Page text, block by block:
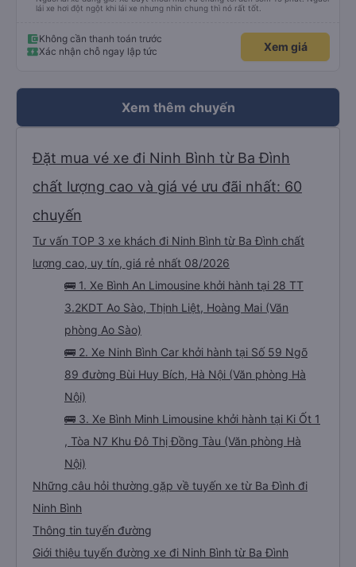
lái xe hơi đột ngột khi lái xe nhưng nhìn chung thì nó rất tốt.
Không cần thanh toán trước
Xác nhận chỗ ngay lập tức
Xem giá
Xem thêm chuyến
Đặt mua vé xe đi Ninh Bình từ Ba Đình
chất lượng cao và giá vé ưu đãi nhất: 60
chuyến
Tư vấn TOP 3 xe khách đi Ninh Bình từ Ba Đình chất
lượng cao, uy tín, giá rẻ nhất 08/2026
🚌 1. Xe Bình An Limousine khởi hành tại 28 TT
3.2KDT Ao Sào, Thịnh Liệt, Hoàng Mai (Văn
phòng Ao Sào)
🚌 2. Xe Ninh Bình Car khởi hành tại Số 59 Ngõ
89 đường Bùi Huy Bích, Hà Nội (Văn phòng Hà
Nội)
🚌 3. Xe Bình Minh Limousine khởi hành tại Ki Ốt 1
, Tòa N7 Khu Đô Thị Đồng Tàu (Văn phòng Hà
Nội)
Những câu hỏi thường gặp về tuyến xe từ Ba Đình đi
Ninh Bình
Thông tin tuyến đường
Giới thiệu tuyến đường xe đi Ninh Bình từ Ba Đình